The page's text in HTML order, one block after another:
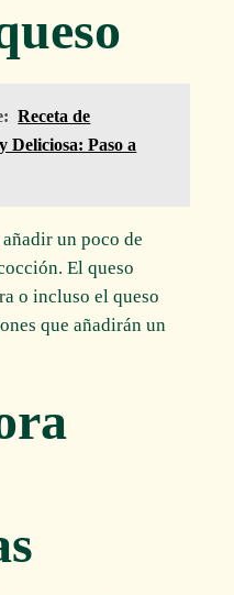
Receta de
Deliciosa: Paso a
un poco de
El queso
o incluso el queso
que añadirán un